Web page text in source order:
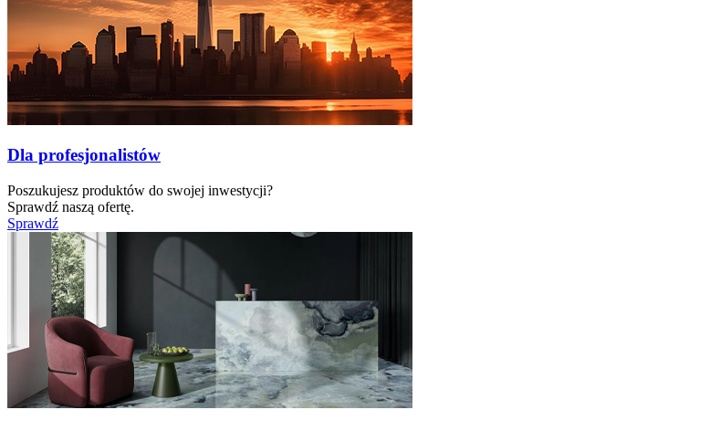
Dla profesjonalistów
Poszukujesz produktów do swojej inwestycji?
Sprawdź naszą ofertę.
Sprawdź